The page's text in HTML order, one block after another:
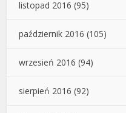
listopad 2016 (95)
październik 2016 (105)
wrzesień 2016 (94)
sierpień 2016 (92)